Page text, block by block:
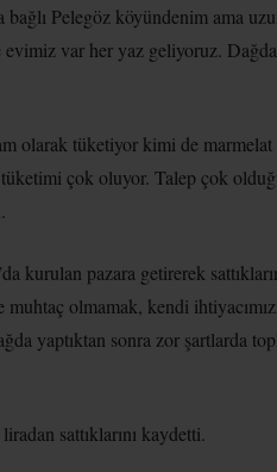
bağlı Pelegöz köyündenim ama
var her yaz geliyoruz.
olarak tüketiyor kimi de
çok oluyor. Talep çok
kurulan pazara getirerek
olmamak, kendi
yaptıktan sonra zor şartlarda
sattıklarını kaydetti.